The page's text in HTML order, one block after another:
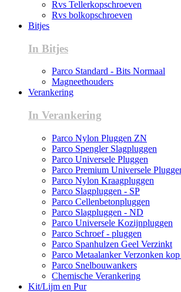
Rvs Tellerkopschroeven
Rvs bolkopschroeven
Bitjes
In Bitjes
Parco Standard - Bits Normaal
Magneethouders
Verankering
In Verankering
Parco Nylon Pluggen ZN
Parco Spengler Slagpluggen
Parco Universele Pluggen
Parco Premium Universele
Parco Nylon Kraagpluggen
Parco Slagpluggen - SP
Parco Cellenbetonpluggen
Parco Slagpluggen - ND
Parco Universele Kozijnpluggen
Parco Schroef - pluggen
Parco Spanhulzen Geel Verzinkt
Parco Metaalanker Verzonken
Parco Snelbouwankers
Chemische Verankering
Kit/Lijm en Pur